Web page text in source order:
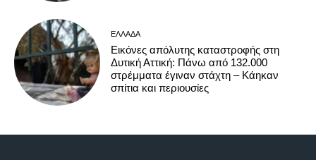
ΕΛΛΆΔΑ
Εικόνες απόλυτης καταστροφής στη
Δυτική Αττική: Πάνω από 132.000
στρέμματα έγιναν στάχτη – Κάηκαν
σπίτια και περιουσίες